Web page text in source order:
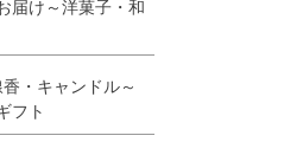
届け～洋菓子・和
・キャンドル～
フト